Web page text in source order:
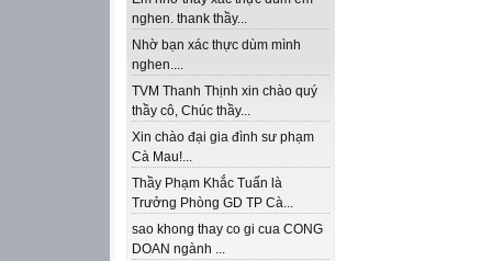
nghen. thank thầy...
Nhờ bạn xác thực dùm mình
nghen....
TVM Thanh Thịnh xin chào quý
thầy cô, Chúc thầy...
Xin chào đại gia đình sư phạm
Cà Mau!...
Thầy Phạm Khắc Tuấn là
Trưởng Phòng GD TP Cà...
sao khong thay co gi cua CONG
DOAN ngành ...